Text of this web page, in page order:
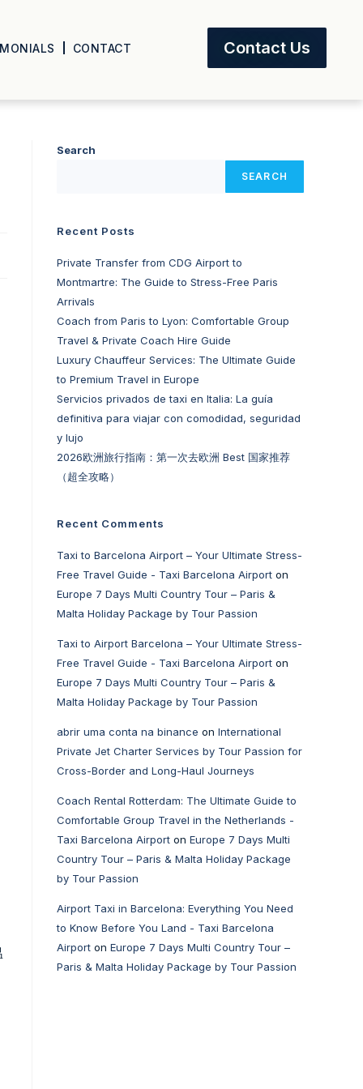
CONTACT Contact Us
Search
SEARCH
Recent Posts
Private Transfer from CDG Airport to
Montmartre: The Guide to Stress-Free Paris
Arrivals
Coach from Paris to Lyon: Comfortable Group
Travel & Private Coach Hire Guide
Luxury Chauffeur Services: The Ultimate Guide
to Premium Travel in Europe
Servicios privados de taxi en Italia: La guía
definitiva para viajar con comodidad, seguridad
y lujo
2026欧洲旅行指南：第一次去欧洲 Best 国家推荐
（超全攻略）
Recent Comments
Taxi to Barcelona Airport – Your Ultimate Stress-
Free Travel Guide - Taxi Barcelona Airport on
Europe 7 Days Multi Country Tour – Paris &
Malta Holiday Package by Tour Passion
Taxi to Airport Barcelona – Your Ultimate Stress-
Free Travel Guide - Taxi Barcelona Airport on
Europe 7 Days Multi Country Tour – Paris &
Malta Holiday Package by Tour Passion
abrir uma conta na binance on International
Private Jet Charter Services by Tour Passion for
Cross-Border and Long-Haul Journeys
Coach Rental Rotterdam: The Ultimate Guide to
Comfortable Group Travel in the Netherlands -
Taxi Barcelona Airport on Europe 7 Days Multi
Country Tour – Paris & Malta Holiday Package
by Tour Passion
Airport Taxi in Barcelona: Everything You Need
to Know Before You Land - Taxi Barcelona
Airport on Europe 7 Days Multi Country Tour –
Paris & Malta Holiday Package by Tour Passion